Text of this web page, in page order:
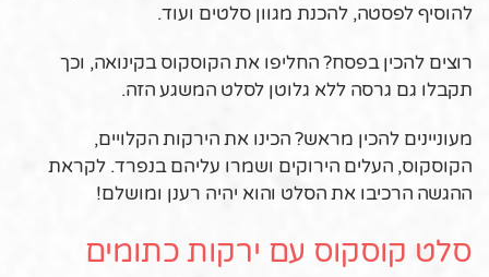
להוסיף לפסטה, להכנת מגוון סלטים ועוד.
רוצים להכין בפסח? החליפו את הקוסקוס בקינואה, וכך
תקבלו גם גרסה ללא גלוטן לסלט המשגע הזה.
מעוניינים להכין מראש? הכינו את הירקות הקלויים,
הקוסקוס, העלים הירוקים ושמרו עליהם בנפרד. לקראת
ההגשה הרכיבו את הסלט והוא יהיה רענן ומושלם!
סלט קוסקוס עם ירקות כתומים